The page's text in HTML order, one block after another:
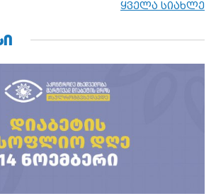
და აქტიურად დგამს ნაბიჯებს მათი
ყველა სიახლე